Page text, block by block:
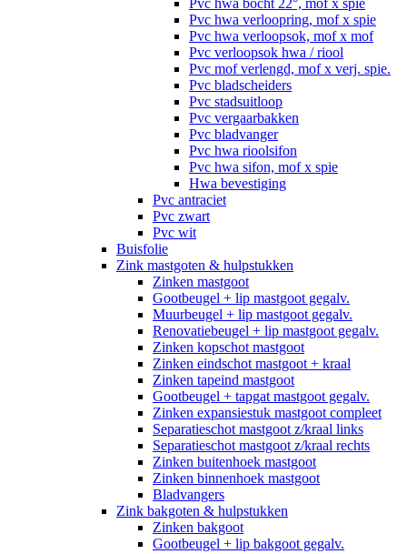
Pvc hwa bocht 22°, mof x spie
Pvc hwa verloopring, mof x spie
Pvc hwa verloopsok, mof x mof
Pvc verloopsok hwa / riool
Pvc mof verlengd, mof x verj. spie.
Pvc bladscheiders
Pvc stadsuitloop
Pvc vergaarbakken
Pvc bladvanger
Pvc hwa rioolsifon
Pvc hwa sifon, mof x spie
Hwa bevestiging
Pvc antraciet
Pvc zwart
Pvc wit
Buisfolie
Zink mastgoten & hulpstukken
Zinken mastgoot
Gootbeugel + lip mastgoot gegalv.
Muurbeugel + lip mastgoot gegalv.
Renovatiebeugel + lip mastgoot gegalv.
Zinken kopschot mastgoot
Zinken eindschot mastgoot + kraal
Zinken tapeind mastgoot
Gootbeugel + tapgat mastgoot gegalv.
Zinken expansiestuk mastgoot compleet
Separatieschot mastgoot z/kraal links
Separatieschot mastgoot z/kraal rechts
Zinken buitenhoek mastgoot
Zinken binnenhoek mastgoot
Bladvangers
Zink bakgoten & hulpstukken
Zinken bakgoot
Gootbeugel + lip bakgoot gegalv.